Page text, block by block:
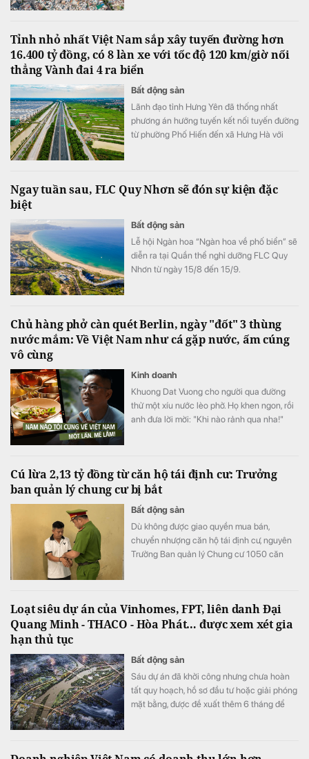
Tỉnh nhỏ nhất Việt Nam sắp xây tuyến đường hơn
16.400 tỷ đồng, có 8 làn xe với tốc độ 120 km/giờ nối
thẳng Vành đai 4 ra biển
Bất động sản
Lãnh đạo tỉnh Hưng Yên đã thống nhất
phương án hướng tuyến kết nối tuyến đường
từ phường Phố Hiến đến xã Hưng Hà với
Ngay tuần sau, FLC Quy Nhơn sẽ đón sự kiện đặc
biệt
Bất động sản
Lễ hội Ngàn hoa “Ngàn hoa về phố biển” sẽ
diễn ra tại Quần thể nghỉ dưỡng FLC Quy
Nhơn từ ngày 15/8 đến 15/9.
Chủ hàng phở càn quét Berlin, ngày "đốt" 3 thùng
nước mắm: Về Việt Nam như cá gặp nước, ấm cúng
vô cùng
Kinh doanh
Khuong Dat Vuong cho người qua đường
thử một xíu nước lèo phở. Họ khen ngon, rồi
anh đưa lời mời: "Khi nào rảnh qua nha!"
Cú lừa 2,13 tỷ đồng từ căn hộ tái định cư: Trưởng
ban quản lý chung cư bị bắt
Bất động sản
Dù không được giao quyền mua bán,
chuyển nhượng căn hộ tái định cư, nguyên
Trưởng Ban quản lý Chung cư 1050 căn
Loạt siêu dự án của Vinhomes, FPT, liên danh Đại
Quang Minh - THACO - Hòa Phát… được xem xét gia
hạn thủ tục
Bất động sản
Sáu dự án đã khởi công nhưng chưa hoàn
tất quy hoạch, hồ sơ đầu tư hoặc giải phóng
mặt bằng, được đề xuất thêm 6 tháng để